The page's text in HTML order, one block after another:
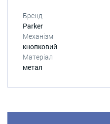
Бренд
Parker
Механізм
кнопковий
Матеріал
метал